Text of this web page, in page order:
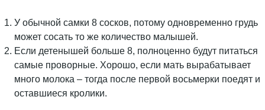
У обычной самки 8 сосков, потому одновременно грудь
может сосать то же количество малышей.
Если детенышей больше 8, полноценно будут питаться
самые проворные. Хорошо, если мать вырабатывает
много молока – тогда после первой восьмерки поедят и
оставшиеся кролики.